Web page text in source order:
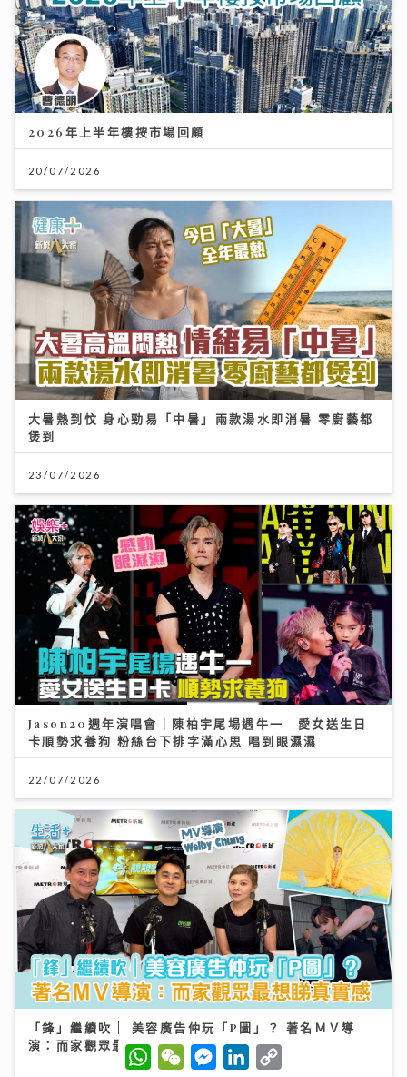
2026年上半年樓按市場回顧
20/07/2026
大暑熱到忟 身心勁易「中暑」兩款湯水即消暑 零廚藝都
煲到
23/07/2026
Jason20週年演唱會｜陳柏宇尾場遇牛一 愛女送生日
卡順勢求養狗 粉絲台下排字滿心思 唱到眼濕濕
22/07/2026
「鋒」繼續吹 | 美容廣告仲玩「P圖」？ 著名ＭＶ導
演：而家觀眾最想睇真實感
W
h
W
e
M
e
L
o